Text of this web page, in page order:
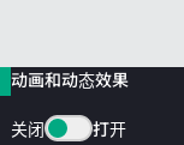
动画和动态效果
关闭 打开